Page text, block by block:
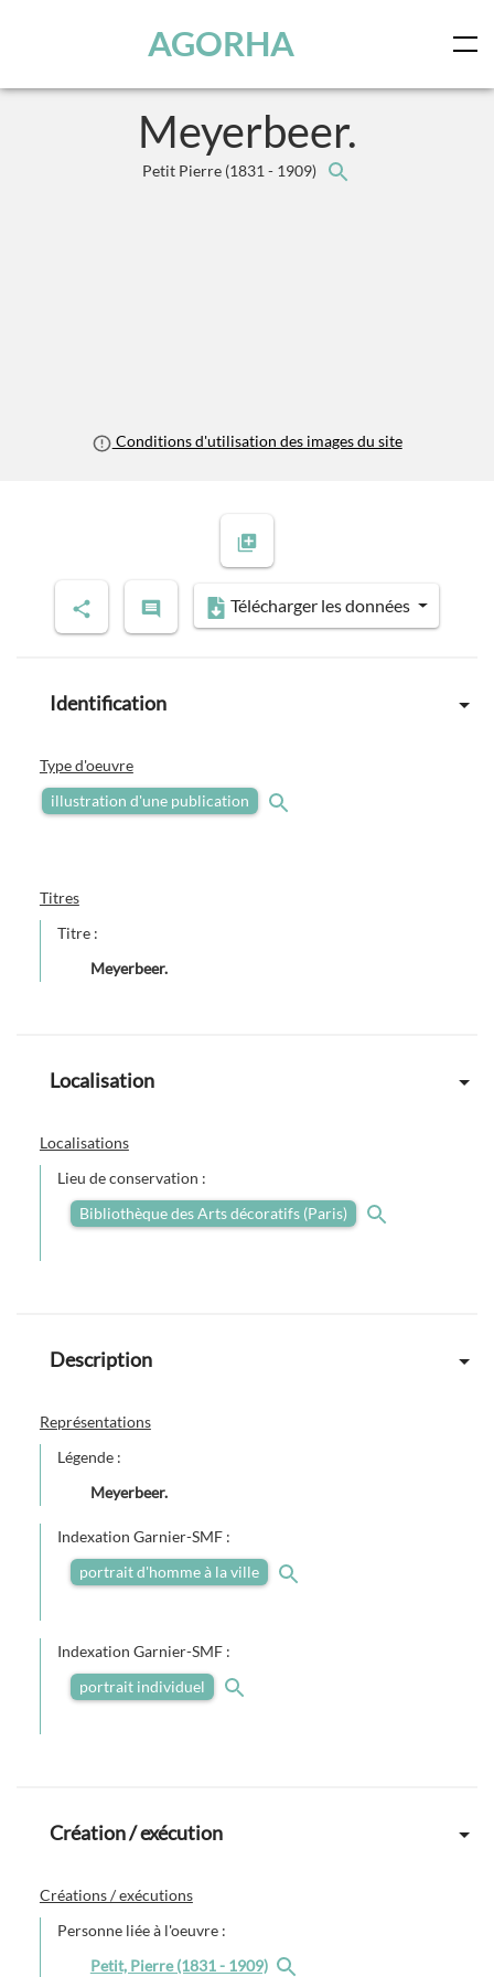
AGORHA
Meyerbeer.
Petit Pierre (1831 - 1909)
Conditions d'utilisation des images du site
Télécharger les données
Identification
Type d'oeuvre
illustration d'une publication
Titres
Titre :
Meyerbeer.
Localisation
Localisations
Lieu de conservation :
Bibliothèque des Arts décoratifs (Paris)
Description
Représentations
Légende :
Meyerbeer.
Indexation Garnier-SMF :
portrait d'homme à la ville
Indexation Garnier-SMF :
portrait individuel
Création / exécution
Créations / exécutions
Personne liée à l'oeuvre :
Petit, Pierre (1831 - 1909)